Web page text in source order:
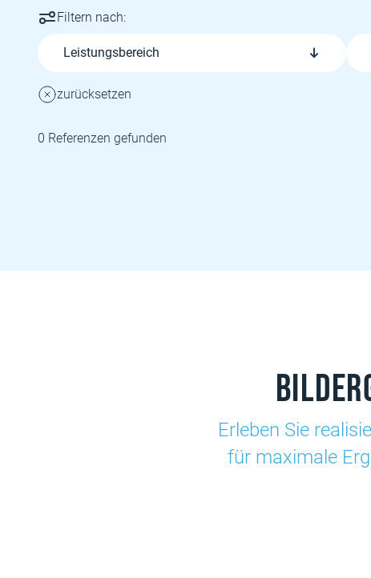
Filtern nach:
Leistungsbereich
zurücksetzen
0 Referenzen gefunden
Erleben Sie
für maximale